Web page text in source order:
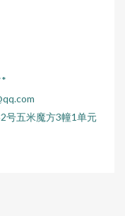
号五米魔方3幢1单元